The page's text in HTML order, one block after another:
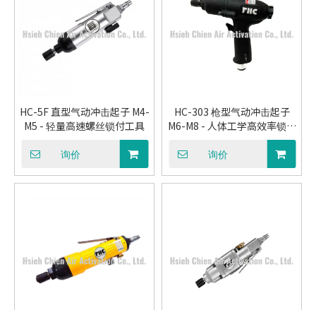
HC-5F 直型气动冲击起子 M4-
M5 - 轻量高速螺丝锁付工具
询价
HC-303 枪型气动冲击起子
M6-M8 - 人体工学高效率锁付
询价